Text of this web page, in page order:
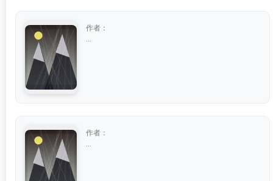
作者：
作者：